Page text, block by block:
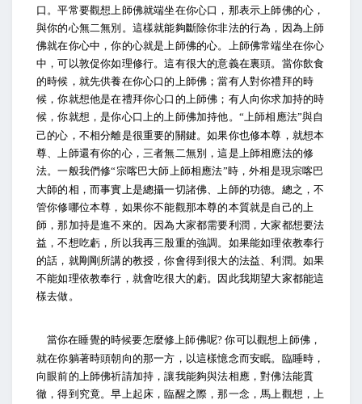
口。平常要觀想上師佛就端坐在你心口，那表示上師佛的心，
與你的心無二無別。這樣就能夠斷除你非法的行為，因為上師
佛就在你心中，你的心就是上師佛的心。上師佛常端坐在你心
中，可以敦促你如理修行。這有很大的意義在裏頭。當你飲食
的時候，就先供養在你心口的上師佛；當有人對你禮拜的時
候，你就想他是在禮拜你心口的上師佛；有人向你求加持的時
候，你就想，是你心口上的上師佛加持他。 “ 上師相應法”與自
己的心，不相分離是很重要的關鍵。如果你也修本尊，就想本
尊、上師還有你的心，三者無二無別，這是上師相應法的修
法。一般我們修“宗喀巴大師上師相應法”時，外相是現宗喀巴
大師的相，而事實上是總攝一切諸佛、上師的功德。總之，不
管你修哪位本尊，如果你不能觀那本尊的本質就是自己的上
師，那加持是進不來的。因為大家都需要利潤，大家都想要法
益，不想吃虧，所以我再三殷重的強調。如果能如理依教奉行
的話，就剛剛所講的教授，你會得到很大的法益、利潤。如果
不能如理依教奉行，就會吃很大的虧。因此我期望大家都能這
樣去做。
當你在睡覺的時候要怎麼修上師佛呢?你可以觀想上師佛，
就在你躺著時頭朝向的那一方，以這樣憶念而安眠。臨睡時，
向眼前的上師佛祈請加持，讓我能夠與法相應，對佛法能貫
徹，得到究竟。早上起床，臨醒之際，那一念，馬上觀想，上